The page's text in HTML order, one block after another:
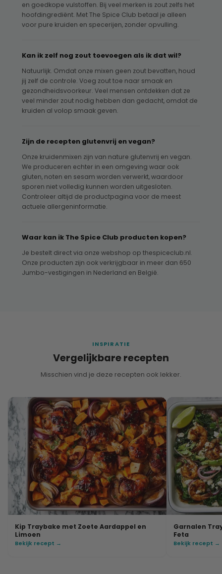
en goedkope vulstoffen. Bij veel merken is zout zelfs het
hoofdingrediënt. Met The Spice Club betaal je alleen
voor pure kruiden en specerijen, zonder opvulling.
Kan ik zelf nog zout toevoegen als ik dat wil?
Natuurlijk. Omdat onze mixen geen zout bevatten, houd
jij zelf de controle. Voeg zout toe naar smaak en
gezondheidsvoorkeur. Veel mensen ontdekken dat ze
veel minder zout nodig hebben dan gedacht, omdat de
kruiden al volop smaak geven.
Zijn de recepten glutenvrij en vegan?
Onze kruidenmixen zijn van nature glutenvrij en vegan.
We produceren echter in een omgeving waar ook
gluten, noten en sesam worden verwerkt, waardoor
sporen niet volledig kunnen worden uitgesloten.
Controleer altijd de productpagina voor de meest
actuele allergeninformatie.
Waar kan ik The Spice Club producten kopen?
Je bestelt direct via onze webshop op thespiceclub.nl.
Onze producten zijn ook verkrijgbaar in meer dan 650
Jumbo-vestigingen in Nederland en België.
INSPIRATIE
Vergelijkbare recepten
Misschien vind je deze recepten ook lekker.
Kip Traybake met Zoete Aardappel en
Limoen
Bekijk recept →
Garnalen
Feta
Bekijk recept →